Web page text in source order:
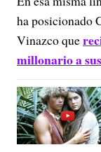
ha posicionado
Vinazco que
millonario a